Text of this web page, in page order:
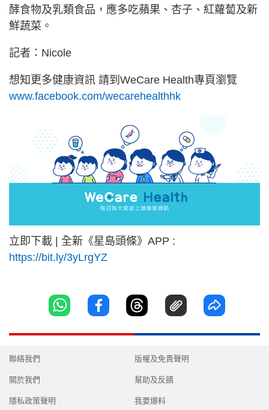
酵食物及乳類食品，應多吃蘋果、杏子、紅蘿蔔及新
鮮蔬菜。
記者：Nicole
想知更多健康資訊 請到WeCare Health專頁瀏覽
www.facebook.com/wecarehealthhk
立即下載 | 全新《星島頭條》APP :
https://bit.ly/3yLrgYZ
聯絡我們
關於我們
隱私政策聲明
版權及免責聲明
幫助及反饋
我要爆料